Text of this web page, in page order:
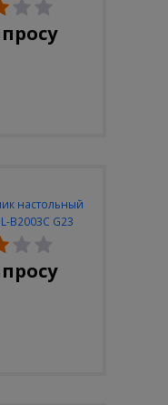
настольный
B2003C G23